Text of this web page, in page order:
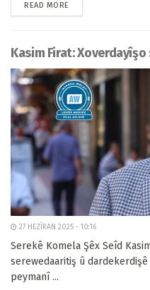
READ MORE
Kasim Firat:
27 HEZÎRAN 2025 - 10:16
Serekê Komela Şêx Seîd
serewedaaritiş û
peymanî ...